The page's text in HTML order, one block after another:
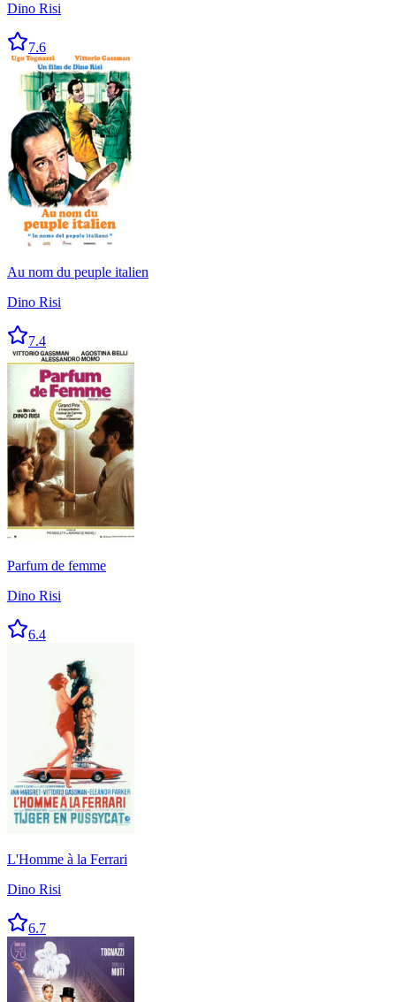
Dino Risi
7.6
Au nom du peuple italien
Dino Risi
7.4
Parfum de femme
Dino Risi
6.4
L'Homme à la Ferrari
Dino Risi
6.7